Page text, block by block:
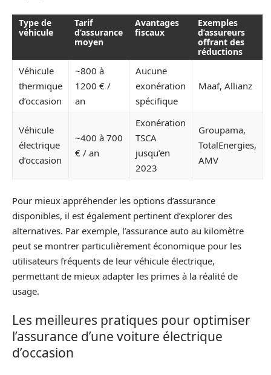
Type de
véhicule
Tarif
d’assurance
moyen
Avantages
fiscaux
Exemples
d’assureurs
offrant des
réductions
Véhicule
thermique
d’occasion
~800 à
1200 € /
an
Aucune
exonération
spécifique
Maaf, Allianz
Véhicule
électrique
d’occasion
~400 à 700
€ / an
Exonération
TSCA
jusqu’en
2023
Groupama,
TotalEnergies,
AMV
Pour mieux appréhender les options d’assurance
disponibles, il est également pertinent d’explorer des
alternatives. Par exemple, l’assurance auto au kilomètre
peut se montrer particulièrement économique pour les
utilisateurs fréquents de leur véhicule électrique,
permettant de mieux adapter les primes à la réalité de
usage.
Les meilleures pratiques pour optimiser
l’assurance d’une voiture électrique
d’occasion